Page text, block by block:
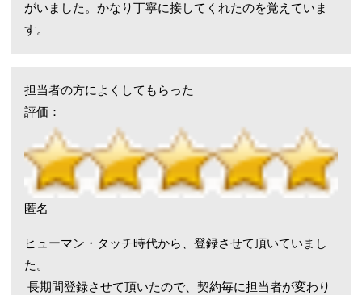
がいました。かなり丁寧に接してくれたのを覚えていま
す。
担当者の方によくしてもらった
評価：
匿名
ヒューマン・タッチ時代から、登録させて頂いていまし
た。
長期間登録させて頂いたので、契約毎に担当者が変わり